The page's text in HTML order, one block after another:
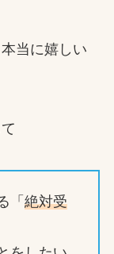
当に嬉しい
「 絶対受